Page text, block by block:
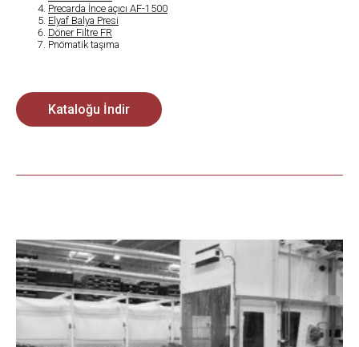
Precarda İnce açıcı AF-1500
Elyaf Balya Presi
Döner Filtre FR
Pnömatik taşıma
Kataloğu İndir